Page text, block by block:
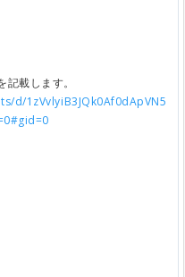
載します。
d/1zVvlyiB3JQk0Af0dApVN5